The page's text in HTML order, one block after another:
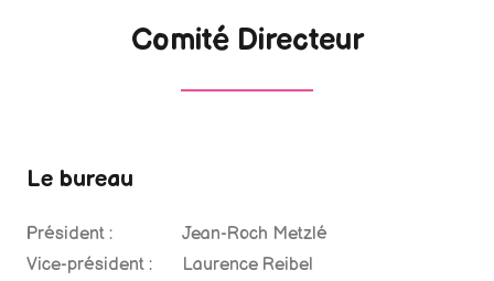
Comité Directeur
Le bureau
Président : Jean-Roch Metzlé
Vice-président : Laurence Reibel